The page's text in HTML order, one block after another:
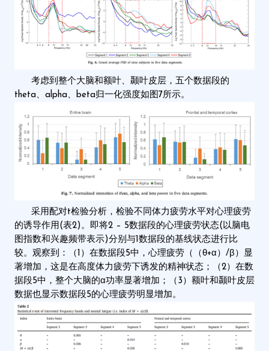
考虑到整个大脑和额叶、颞叶皮层，五个数据段的
theta、alpha、beta归一化强度如图7所示。
采用配对t检验分析，检验不同体力疲劳水平对心理疲劳
的诱导作用(表2)。即将2 – 5数据段的心理疲劳状态(以脑电
图指数和兴趣频带表示)分别与1数据段的基线状态进行比
较。观察到：（1）在数据段5中，心理疲劳（（θ+α）/β）显
著增加，这是在高度体力疲劳下诱发的精神状态；（2）在数
据段5中，整个大脑的α功率显著增加；（3）额叶和颞叶皮层
数据也显示数据段5的心理疲劳明显增加。